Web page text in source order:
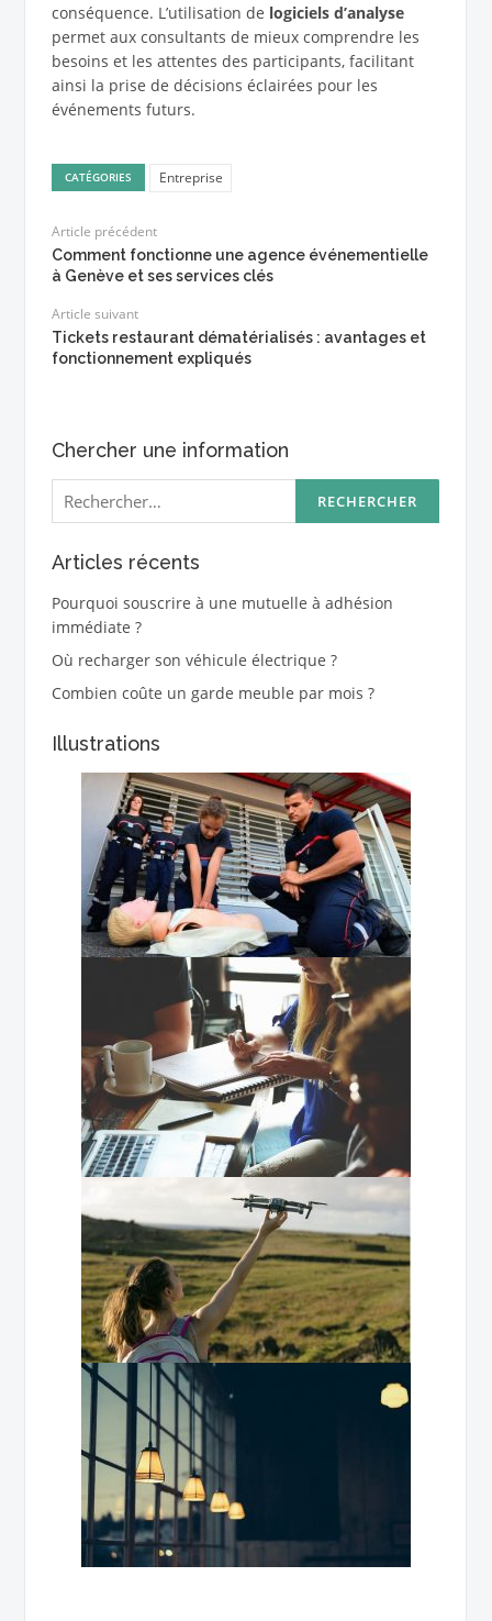
conséquence. L’utilisation de logiciels d’analyse
permet aux consultants de mieux comprendre les
besoins et les attentes des participants, facilitant
ainsi la prise de décisions éclairées pour les
événements futurs.
CATÉGORIES Entreprise
Article précédent
Comment fonctionne une agence événementielle
à Genève et ses services clés
Article suivant
Tickets restaurant dématérialisés : avantages et
fonctionnement expliqués
Chercher une information
Rechercher :
Articles récents
Pourquoi souscrire à une mutuelle à adhésion
immédiate ?
Où recharger son véhicule électrique ?
Combien coûte un garde meuble par mois ?
Illustrations